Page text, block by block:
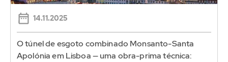
14.11.2025
O túnel de esgoto combinado Monsanto-Santa
Apolónia em Lisboa — uma obra-prima técnica: